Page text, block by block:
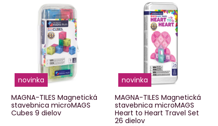
novinka
MAGNA-TILES Magnetická
stavebnica microMAGS
Cubes 9 dielov
novinka
MAGNA-TILES Magnetická
stavebnica microMAGS
Heart to Heart Travel Set
26 dielov